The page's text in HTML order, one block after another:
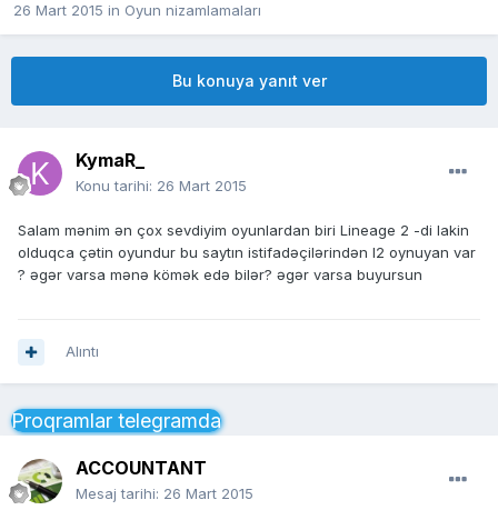
26 Mart 2015 in Oyun nizamlamaları
Bu konuya yanıt ver
KymaR_
Konu tarihi: 26 Mart 2015
Salam mənim ən çox sevdiyim oyunlardan biri Lineage 2 -di lakin
olduqca çətin oyundur bu saytın istifadəçilərindən l2 oynuyan var
? əgər varsa mənə kömək edə bilər? əgər varsa buyursun
Alıntı
Proqramlar telegramda
ACCOUNTANT
Mesaj tarihi: 26 Mart 2015